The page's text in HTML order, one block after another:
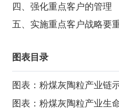
四、强化重点客户的管理
五、实施重点客户战略要
图表目录
图表：粉煤灰陶粒产业链
图表：粉煤灰陶粒产业生